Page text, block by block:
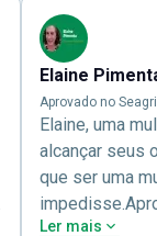
Elaine
Aprovado no
Elaine, uma
alcançar seus
que ser uma
concursos
Ler mais